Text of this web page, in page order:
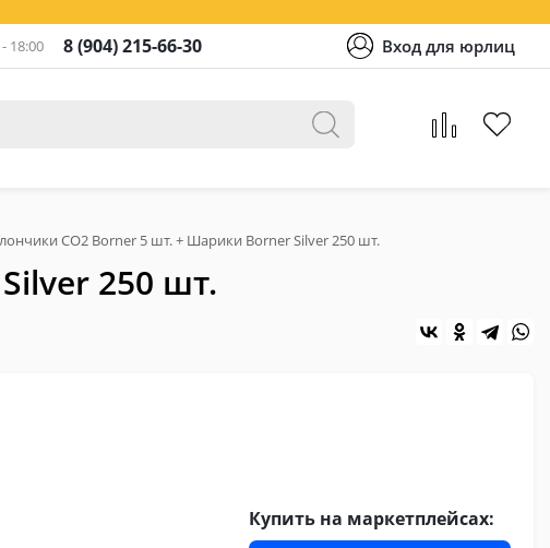
18:00 8 (904) 215-66-30 Вход для юрлиц
CO2 Borner 5 шт. + Шарики Borner Silver 250 шт.
250 шт.
Купить на маркетплейсах: